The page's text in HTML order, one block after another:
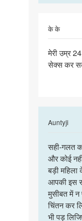
के के
मेरी
उम्र
ऐसी
मेरी उम्र
सेक्स कर
AuntyjiIn
to
मेरी
उम्र
24
वर्ष
है
मै
सही-
गलत
का
निर्णय
सिर्फ
हम
ही
सही-गलत
और कोई
बड़ी
आपकी इस
मुसीबत में
चिंतन कर
भी पड़